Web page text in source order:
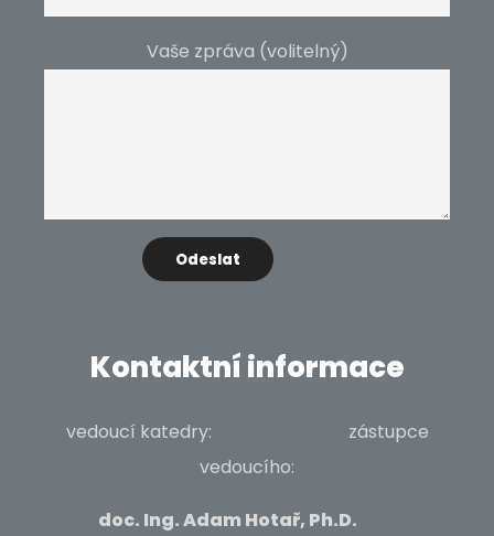
Vaše zpráva (volitelný)
Kontaktní informace
vedoucí katedry: zástupce
vedoucího:
doc. Ing. Adam Hotař, Ph.D.